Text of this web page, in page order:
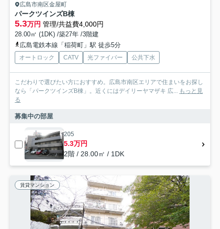
広島市南区金屋町
パークツインズB棟
5.3万円 管理/共益費4,000円
28.00㎡ (1DK) /築27年 /3階建
広島電鉄本線「稲荷町」駅 徒歩5分
オートロック CATV 光ファイバー 公共下水
こだわりで選びたい方におすすめ。広島市南区エリアで住まいをお探し
なら「パークツインズB棟」。近くにはデイリーヤマザキ 広... もっと見
る
募集中の部屋
205
5.3万円
2階 / 28.00㎡ / 1DK
賃貸マンション